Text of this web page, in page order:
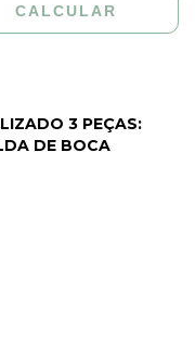
CALCULAR
3 PEÇAS:
DE BOCA